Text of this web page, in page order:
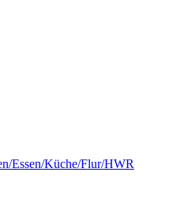
Essen/Küche/Flur/HWR